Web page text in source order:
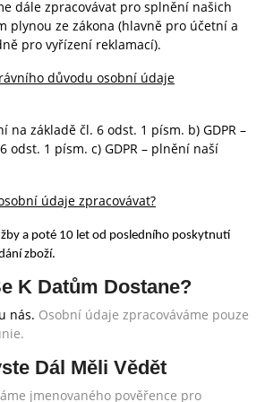
dále zpracovávat pro splnění našich
plynou ze zákona (hlavně pro účetní a
pro vyřízení reklamací).
důvodu osobní údaje
na základě čl. 6 odst. 1 písm. b) GDPR –
odst. 1 písm. c) GDPR – plnění naší
údaje zpracovávat?
a poté 10 let od posledního poskytnutí
zboží.
K Datům Dostane?
nás. Osobní údaje zpracováváme pouze
Dál Měli Vědět
jmenovaného pověřence pro